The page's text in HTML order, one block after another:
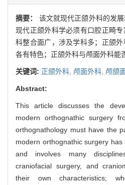
摘要： 该文就现代正颌外科的发
现代正颌外科学必须有口腔正畸
科整合面广，涉及学科多；正颌
各有特色；正颌外科与颅面外科能
关键词: 正颌外科, 颅面外科, 颅颌
Abstract:
This article discusses the
modern orthognathic surgery
orthognathology must have the
modern orthognathic surgery
and involves many
craniofacial surgery, and
their own characteristics;